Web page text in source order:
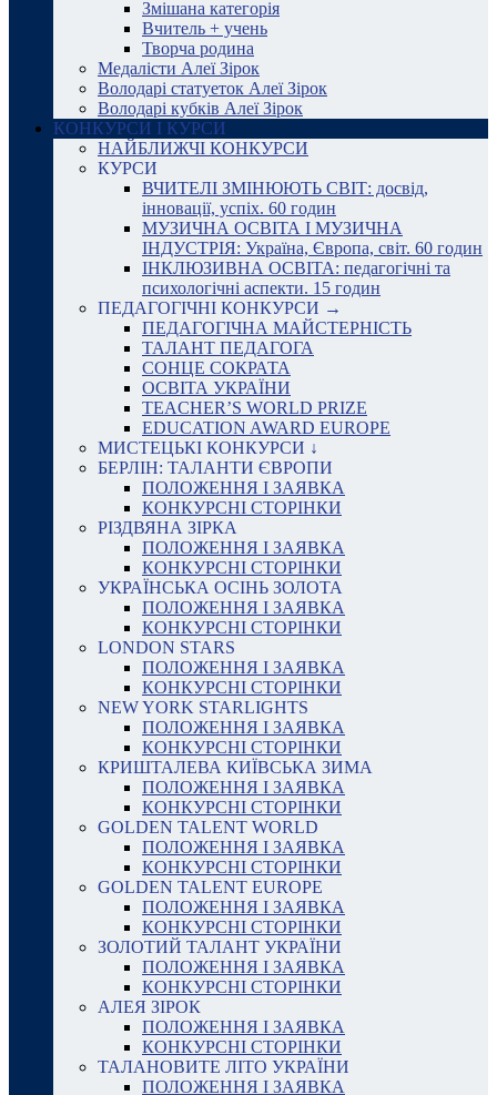
Змішана категорія
Вчитель + учень
Творча родина
Медалісти Алеї Зірок
Володарі статуеток Алеї Зірок
Володарі кубків Алеї Зірок
КОНКУРСИ І КУРСИ
НАЙБЛИЖЧІ КОНКУРСИ
КУРСИ
ВЧИТЕЛІ ЗМІНЮЮТЬ СВІТ: досвід,
інновації, успіх. 60 годин
МУЗИЧНА ОСВІТА І МУЗИЧНА
ІНДУСТРІЯ: Україна, Європа, світ. 60 годин
ІНКЛЮЗИВНА ОСВІТА: педагогічні та
психологічні аспекти. 15 годин
ПЕДАГОГІЧНІ КОНКУРСИ →
ПЕДАГОГІЧНА МАЙСТЕРНІСТЬ
ТАЛАНТ ПЕДАГОГА
СОНЦЕ СОКРАТА
ОСВІТА УКРАЇНИ
TEACHER’S WORLD PRIZE
EDUCATION AWARD EUROPE
МИСТЕЦЬКІ КОНКУРСИ ↓
БЕРЛІН: ТАЛАНТИ ЄВРОПИ
ПОЛОЖЕННЯ І ЗАЯВКА
КОНКУРСНІ СТОРІНКИ
РІЗДВЯНА ЗІРКА
ПОЛОЖЕННЯ І ЗАЯВКА
КОНКУРСНІ СТОРІНКИ
УКРАЇНСЬКА ОСІНЬ ЗОЛОТА
ПОЛОЖЕННЯ І ЗАЯВКА
КОНКУРСНІ СТОРІНКИ
LONDON STARS
ПОЛОЖЕННЯ І ЗАЯВКА
КОНКУРСНІ СТОРІНКИ
NEW YORK STARLIGHTS
ПОЛОЖЕННЯ І ЗАЯВКА
КОНКУРСНІ СТОРІНКИ
КРИШТАЛЕВА КИЇВСЬКА ЗИМА
ПОЛОЖЕННЯ І ЗАЯВКА
КОНКУРСНІ СТОРІНКИ
GOLDEN TALENT WORLD
ПОЛОЖЕННЯ І ЗАЯВКА
КОНКУРСНІ СТОРІНКИ
GOLDEN TALENT EUROPE
ПОЛОЖЕННЯ І ЗАЯВКА
КОНКУРСНІ СТОРІНКИ
ЗОЛОТИЙ ТАЛАНТ УКРАЇНИ
ПОЛОЖЕННЯ І ЗАЯВКА
КОНКУРСНІ СТОРІНКИ
АЛЕЯ ЗІРОК
ПОЛОЖЕННЯ І ЗАЯВКА
КОНКУРСНІ СТОРІНКИ
ТАЛАНОВИТЕ ЛІТО УКРАЇНИ
ПОЛОЖЕННЯ І ЗАЯВКА